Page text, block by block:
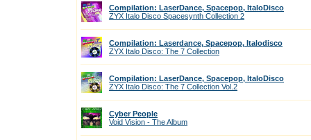
Compilation: LaserDance, Spacepop, ItaloDisco
ZYX Italo Disco Spacesynth Collection 2
Compilation: Laserdance, Spacepop, Italodisco
ZYX Italo Disco: The 7 Collection
Compilation: LaserDance, Spacepop, ItaloDisco
ZYX Italo Disco: The 7 Collection Vol.2
Cyber People
Void Vision - The Album